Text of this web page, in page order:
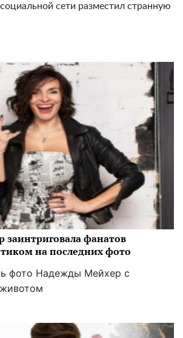
сети разместил странную
фанатов
на последних фото
фото Надежды Мейхер с